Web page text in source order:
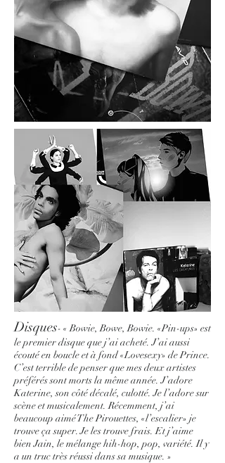
Disques- « Bowie, Bowe, Bowie. «Pin-ups» est
le premier disque que j’ai acheté. J’ai aussi
écouté en boucle et à fond «Lovesexy» de Prince.
C’est terrible de penser que mes deux artistes
préférés sont morts la même année. J’adore
Katerine, son côté décalé, culotté. Je l’adore sur
scène et musicalement. Récemment, j’ai
beaucoup aimé The Pirouettes, «l’escalier» je
trouve ça super. Je les trouve frais. Et j’aime
bien Jain, le mélange hih-hop, pop, variété. Il y
a un truc très réussi dans sa musique. »